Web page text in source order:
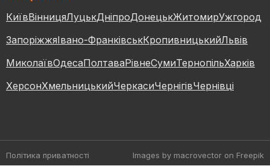
КиївВінницяЛуцькДніпроДонецькЖитомирУжгород
ЗапоріжжяІвано-ФранківськКропивницькийЛьвів
МиколаївОдесаПолтаваРівнеСумиТернопільХарків
ХерсонХмельницькийЧеркасиЧернігівЧернівці
Політика приватності Images by macrovector on Freepik